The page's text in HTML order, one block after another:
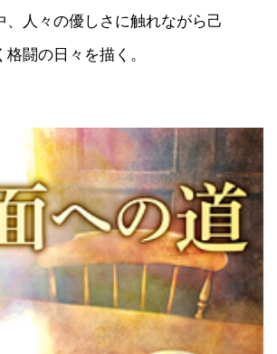
、人々の優しさに触れながら己
闘の日々を描く。